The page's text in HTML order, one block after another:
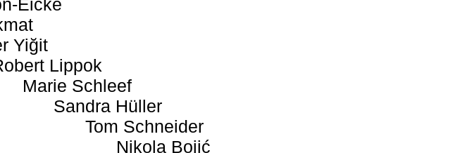
Eicke
Yiğit
Lippok
Marie Schleef
Sandra Hüller
Tom Schneider
Nikola Bojić